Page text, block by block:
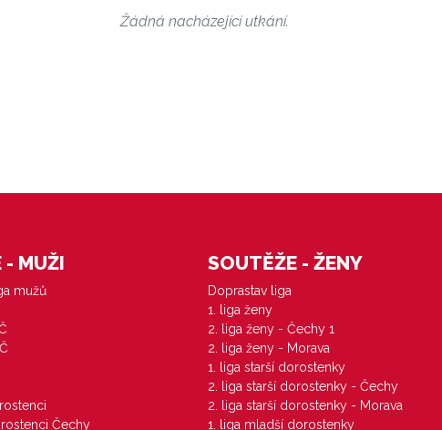
Žádná nacházející utkání.
- MUŽI
mužů
Čechy
SOUTĚŽE - ŽENY
Doprastav liga
1. liga ženy
2. liga ženy - Čechy 1
2. liga ženy - Morava
1. liga starší dorostenky
2. liga starší dorostenky - Čechy
2. liga starší dorostenky - Morava
1. liga mladší dorostenky